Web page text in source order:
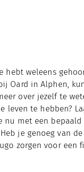
hebt weleens
Oard in Alphen,
over jezelf te
leven te hebben?
nu met een
je genoeg van
zorgen voor een